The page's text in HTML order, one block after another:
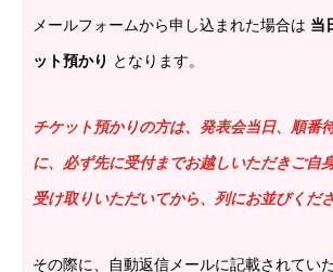
メールフォームから申し込まれた場合は 当
ット預かり となります。
チケット預かりの⽅は、発表会当⽇、順番
に、必ず先に受付までお越しいただきご⾃
受け取りいただいてから、列にお並びくださ
その際に、⾃動返信メールに記載されてい